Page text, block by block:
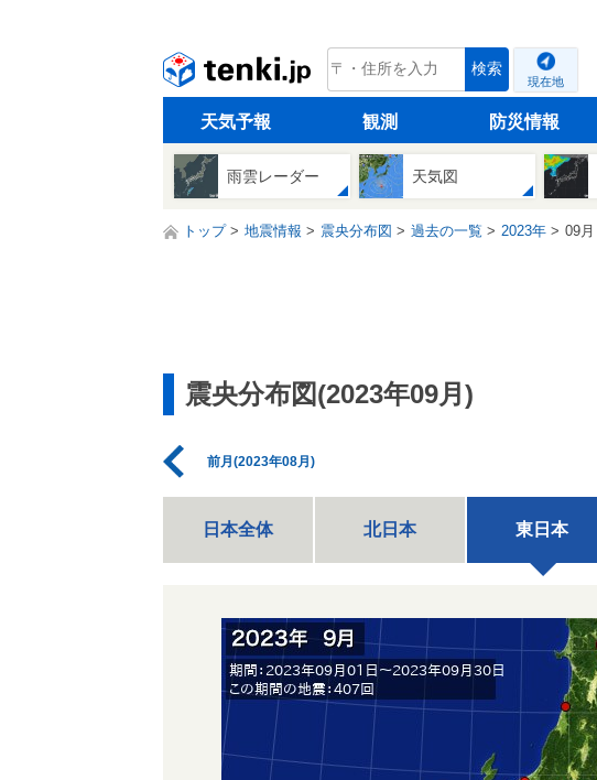
tenki.jp 検索
現在地
天気予報 観測 防災情報
雨雲レーダー 天気図
トップ 地震情報 震央分布図 過去の一覧 2023年 09月
震央分布図(2023年09月)
前月(2023年08月)
日本全体 北日本 東日本